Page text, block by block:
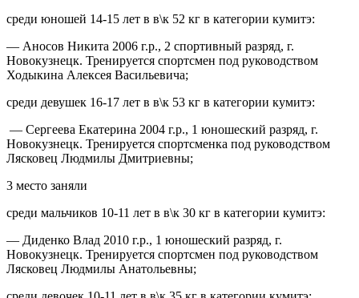
среди юношей 14-15 лет в в\к 52 кг в категории кумитэ:
— Аносов Никита 2006 г.р., 2 спортивный разряд, г.
Новокузнецк. Тренируется спортсмен под руководством
Ходыкина Алексея Васильевича;
среди девушек 16-17 лет в в\к 53 кг в категории кумитэ:
— Сергеева Екатерина 2004 г.р., 1 юношеский разряд, г.
Новокузнецк. Тренируется спортсменка под руководством
Лясковец Людмилы Дмитриевны;
3 место заняли
среди мальчиков 10-11 лет в в\к 30 кг в категории кумитэ:
— Диденко Влад 2010 г.р., 1 юношеский разряд, г.
Новокузнецк. Тренируется спортсмен под руководством
Лясковец Людмилы Анатольевны;